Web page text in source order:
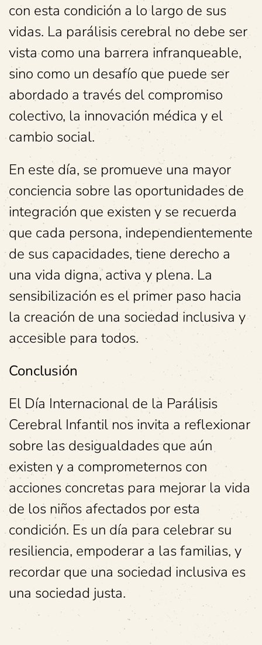
con esta condición a lo largo de sus
vidas. La parálisis cerebral no debe ser
vista como una barrera infranqueable,
sino como un desafío que puede ser
abordado a través del compromiso
colectivo, la innovación médica y el
cambio social.
En este día, se promueve una mayor
conciencia sobre las oportunidades de
integración que existen y se recuerda
que cada persona, independientemente
de sus capacidades, tiene derecho a
una vida digna, activa y plena. La
sensibilización es el primer paso hacia
la creación de una sociedad inclusiva y
accesible para todos.
Conclusión
El Día Internacional de la Parálisis
Cerebral Infantil nos invita a reflexionar
sobre las desigualdades que aún
existen y a comprometernos con
acciones concretas para mejorar la vida
de los niños afectados por esta
condición. Es un día para celebrar su
resiliencia, empoderar a las familias, y
recordar que una sociedad inclusiva es
una sociedad justa.